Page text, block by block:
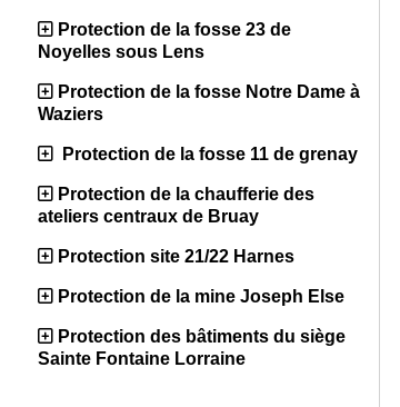
Protection de la fosse 23 de
Noyelles sous Lens
Protection de la fosse Notre Dame à
Waziers
Protection de la fosse 11 de grenay
Protection de la chaufferie des
ateliers centraux de Bruay
Protection site 21/22 Harnes
Protection de la mine Joseph Else
Protection des bâtiments du siège
Sainte Fontaine Lorraine